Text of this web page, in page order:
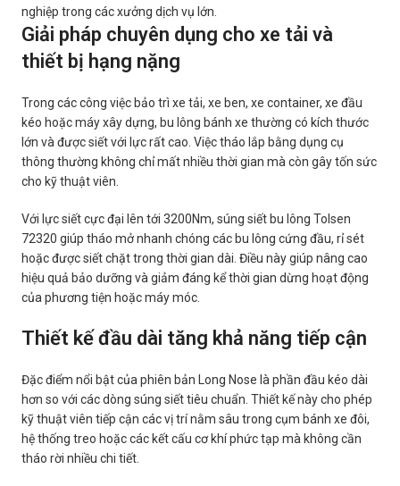
nghiệp trong các xưởng dịch vụ lớn.
Giải pháp chuyên dụng cho xe tải và
thiết bị hạng nặng
Trong các công việc bảo trì xe tải, xe ben, xe container, xe đầu
kéo hoặc máy xây dựng, bu lông bánh xe thường có kích thước
lớn và được siết với lực rất cao. Việc tháo lắp bằng dụng cụ
thông thường không chỉ mất nhiều thời gian mà còn gây tốn sức
cho kỹ thuật viên.
Với lực siết cực đại lên tới 3200Nm, súng siết bu lông Tolsen
72320 giúp tháo mở nhanh chóng các bu lông cứng đầu, rỉ sét
hoặc được siết chặt trong thời gian dài. Điều này giúp nâng cao
hiệu quả bảo dưỡng và giảm đáng kể thời gian dừng hoạt động
của phương tiện hoặc máy móc.
Thiết kế đầu dài tăng khả năng tiếp cận
Đặc điểm nổi bật của phiên bản Long Nose là phần đầu kéo dài
hơn so với các dòng súng siết tiêu chuẩn. Thiết kế này cho phép
kỹ thuật viên tiếp cận các vị trí nằm sâu trong cụm bánh xe đôi,
hệ thống treo hoặc các kết cấu cơ khí phức tạp mà không cần
tháo rời nhiều chi tiết.